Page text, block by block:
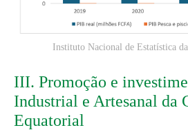
Instituto Nacional de Estatística
III. Promoção e
Industrial e Artesanal da
Equatorial